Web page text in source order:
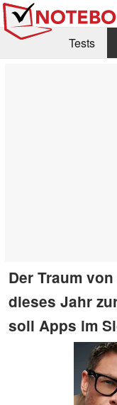
Tests
Der Traum
dieses Jahr
soll Apps im